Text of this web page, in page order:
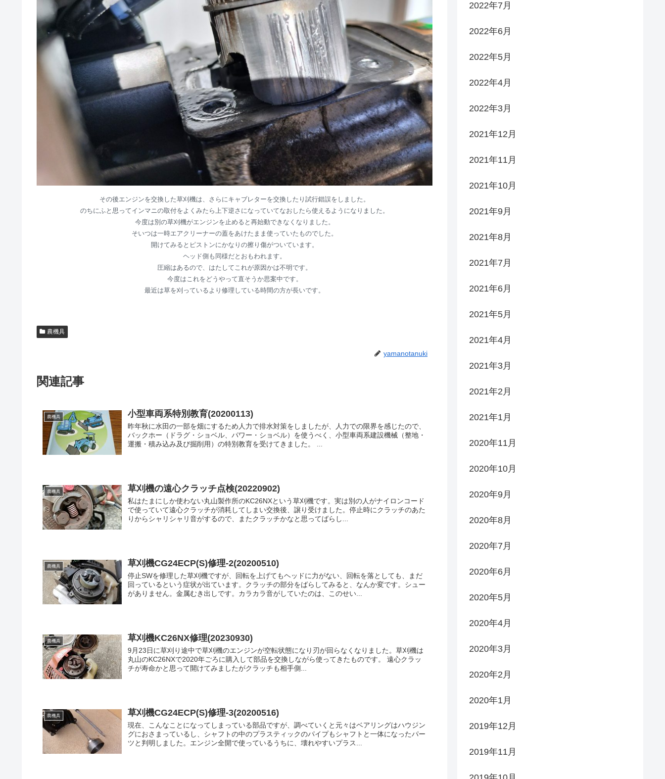
その後エンジンを交換した草刈機は、さらにキャブレターを交換したり試行錯誤をしました。
のちにふと思ってインマニの取付をよくみたら上下逆さになっていてなおしたら使えるようになりました。
今度は別の草刈機がエンジンを止めると再始動できなくなりました。
そいつは一時エアクリーナーの蓋をあけたまま使っていたものでした。
開けてみるとピストンにかなりの擦り傷がついています。
ヘッド側も同様だとおもわれます。
圧縮はあるので、はたしてこれが原因かは不明です。
今度はこれをどうやって直そうか思案中です。
最近は草を刈っているより修理している時間の方が長いです。
農機具
yamanotanuki
関連記事
農機具 小型車両系特別教育(20200113)
昨年秋に水田の一部を畑にするため人力で排水対策をしましたが、人力での限界を感じたので、
バックホー（ドラグ・ショベル、パワー・ショベル）を使うべく、小型車両系建設機械（整地・
運搬・積み込み及び掘削用）の特別教育を受けてきました。 ...
農機具 草刈機の遠心クラッチ点検(20220902)
私はたまにしか使わない丸山製作所のKC26NXという草刈機です。実は別の人がナイロンコード
で使っていて遠心クラッチが消耗してしまい交換後、譲り受けました。停止時にクラッチのあた
りからシャリシャリ音がするので、またクラッチかなと思ってばらし...
農機具 草刈機CG24ECP(S)修理-2(20200510)
停止SWを修理した草刈機ですが、回転を上げてもヘッドに力がない、回転を落としても、まだ
回っているという症状が出ています。クラッチの部分をばらしてみると、なんか変です。シュー
がありません。金属むき出しです。カラカラ音がしていたのは、このせい...
農機具 草刈機KC26NX修理(20230930)
9月23日に草刈り途中で草刈機のエンジンが空転状態になり刃が回らなくなりました。草刈機は
丸山のKC26NXで2020年ごろに購入して部品を交換しながら使ってきたものです。 遠心クラッ
チが寿命かと思って開けてみましたがクラッチも相手側...
農機具 草刈機CG24ECP(S)修理-3(20200516)
現在、こんなことになってしまっている部品ですが、調べていくと元々はベアリングはハウジン
グにおさまっているし、シャフトの中のプラスティックのパイプもシャフトと一体になったパー
ツと判明しました。エンジン全開で使っているうちに、壊れやすいプラス...
2022年7月
2022年6月
2022年5月
2022年4月
2022年3月
2021年12月
2021年11月
2021年10月
2021年9月
2021年8月
2021年7月
2021年6月
2021年5月
2021年4月
2021年3月
2021年2月
2021年1月
2020年11月
2020年10月
2020年9月
2020年8月
2020年7月
2020年6月
2020年5月
2020年4月
2020年3月
2020年2月
2020年1月
2019年12月
2019年11月